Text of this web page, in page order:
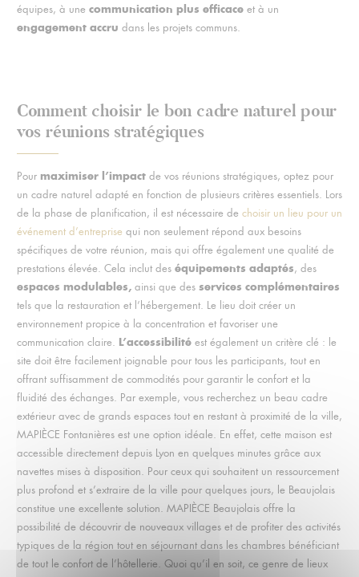
équipes, à une communication plus efficaceet à un
engagement accru dans les projets communs.
Comment choisir le bon cadre naturel pour
vos réunions stratégiques
Pourmaximiser l’impactde vos réunions stratégiques, optez pour
un cadre naturel adapté en fonction de plusieurs critères essentiels. Lors
de la phase de planification, il est nécessaire de choisir un lieu pour un
événement d’entreprise qui non seulement répond aux besoins
spécifiques de votre réunion, mais qui offre également une qualité de
prestations élevée. Cela inclut des équipements adaptés, des
espaces modulables,ainsi que des services complémentaires
tels que la restauration et l’hébergement. Le lieu doit créer un
environnement propice à la concentration et favoriser une
communication claire. L’accessibilitéest également un critère clé : le
site doit être facilement joignable pour tous les participants, tout en
offrant suffisamment de commodités pour garantir le confort et la
fluidité des échanges. Par exemple, vous recherchez un beau cadre
extérieur avec de grands espaces tout en restant à proximité de la ville,
MAPIÈCE Fontanières est une option idéale. En effet, cette maison est
accessible directement depuis Lyon en quelques minutes grâce aux
navettes mises à disposition. Pour ceux qui souhaitent un ressourcement
plus profond et s’extraire de la ville pour quelques jours, le Beaujolais
constitue une excellente solution. MAPIÈCE Beaujolais offre la
possibilité de découvrir de nouveaux villages et de profiter des activités
typiques de la région tout en séjournant dans les chambres bénéficiant
de tout le confort de l’hôtellerie. Quoi qu’il en soit, ce genre de lieux